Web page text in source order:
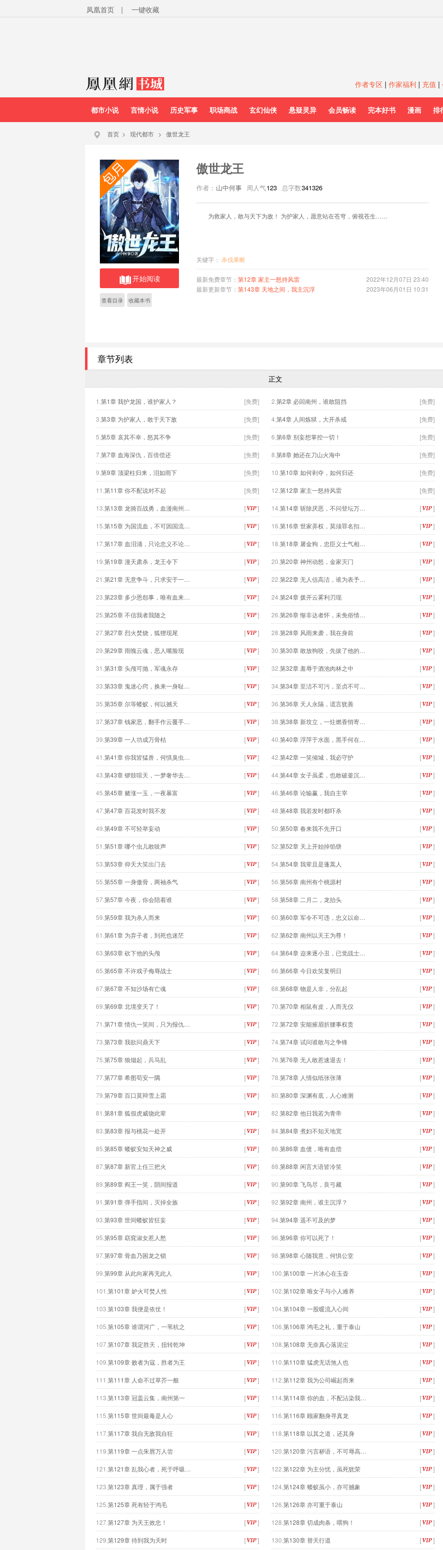
凤凰首页 | 一键收藏
作者专区 | 作家福利 | 充值 |
都市小说 言情小说 历史军事 职场商战 玄幻仙侠 悬疑灵异 会员畅读 完本好书 漫画 排
首页 > 现代都市 > 傲世龙王
开始阅读
查看目录 收藏本书
傲世龙王
作者： 山中何事 周人气123 总字数341326
为救家人，敢与天下为敌！ 为护家人，愿意站在苍穹，俯视苍生……
关键字： 杀伐果断
最新免费章节： 第12章 家主一怒持风雷
2022年12月07日 23:40
最新更新章节： 第143章 天地之间，我主沉浮 2023年06月01日 10:31
章节列表
正文
1. 第1章 我护龙国，谁护家人？ [免费] 2. 第2章 必回南州，谁敢阻挡 [免费]
3. 第3章 为护家人，敢于天下敌 [免费] 4. 第4章 人间炼狱，大开杀戒 [免费]
5. 第5章 哀其不幸，怒其不争 [免费] 6. 第6章 别妄想掌控一切！ [免费]
7.第7章 血海深仇，百倍偿还 [免费] 8. 第8章 她还在刀山火海中 [免费]
9. 第9章 顶梁柱归来，泪如雨下 [免费] 10. 第10章 如何剥夺，如何归还 [免费]
11. 第11章 你不配说对不起 [免费] 12. 第12章 家主一怒持风雷 [免费]
13. 第13章 龙骑百战勇，血漫南州… [ ] 14. 第14章 斩除厌恶，不问登坛万… [ ]
15. 第15章 为国流血，不可因国流… [ ] 16. 第16章 世家弄权，莫须罪名扣… [ ]
17.第17章 血泪涌，只论忠义不论… [ ] 18. 第18章 屠金狗，忠臣义士气相… [ ]
19. 第19章 漫天肃杀，龙王令下 [ ] 20. 第20章 神州动怒，金家灭门 [ ]
21. 第21章 无意争斗，只求安于一… [ ] 22. 第22章 无人信高洁，谁为表予… [ ]
23. 第23章 多少恩怨事，唯有血来… [ ] 24. 第24章 拨开云雾利刃现 [ ]
25. 第25章 不信我者我随之 [ ] 26. 第26章 惭非达者怀，未免俗情… [ ]
27.第27章 烈火焚烧，狐狸现尾 [ ] 28. 第28章 风雨来袭，我在身前 [ ]
29. 第29章 雨魄云魂，恶人嘴脸现 [ ] 30. 第30章 敢放狗咬，先拔了他的… [ ]
31. 第31章 头颅可抛，军魂永存 [ ] 32. 第32章 羞辱于酒池肉林之中 [ ]
33. 第33章 鬼迷心窍，换来一身耻… [ ] 34. 第34章 至洁不可污，至贞不可… [ ]
35. 第35章 尔等蝼蚁，何以撼天 [ ] 36. 第36章 天人永隔，谎言犹善 [ ]
37.第37章 钱家恶，翻手作云覆手… [ ] 38. 第38章 新坟立，一炷燃香悄寄… [ ]
39. 第39章 一人功成万骨枯 [ ] 40. 第40章 浮萍于水面，黑手何在… [ ]
41. 第41章 你我皆猛兽，何惧臭虫… [ ] 42. 第42章 一笑倾城，我必守护 [ ]
43. 第43章 锣鼓喧天，一梦奢华去… [ ] 44. 第44章 女子虽柔，也敢破釜沉… [ ]
45. 第45章 赌涨一玉，一夜暴富 [ ] 46. 第46章 论输赢，我自主宰 [ ]
47.第47章 百花发时我不发 [ ] 48. 第48章 我若发时都吓杀 [ ]
49. 第49章 不可轻举妄动 [ ] 50. 第50章 春来我不先开口 [ ]
51. 第51章 哪个虫儿敢吱声 [ ] 52. 第52章 天上开始掉馅饼 [ ]
53. 第53章 仰天大笑出门去 [ ] 54. 第54章 我辈且是蓬蒿人 [ ]
55. 第55章 一身傲骨，两袖杀气 [ ] 56. 第56章 南州有个桃源村 [ ]
57.第57章 今夜，你会陪着谁 [ ] 58. 第58章 二月二，龙抬头 [ ]
59. 第59章 我为杀人而来 [ ] 60. 第60章 军令不可违，忠义以命… [ ]
61. 第61章 为弃子者，到死也迷茫 [ ] 62. 第62章 南州以天王为尊！ [ ]
63. 第63章 砍下他的头颅 [ ] 64. 第64章 迩来逐小丑，已觉战士… [ ]
65. 第65章 不许戏子侮辱战士 [ ] 66. 第66章 今日欢笑复明日 [ ]
67.第67章 不知沙场有亡魂 [ ] 68. 第68章 物是人非，分乱起 [ ]
69. 第69章 北境变天了！ [ ] 70. 第70章 相鼠有皮，人而无仪 [ ]
71. 第71章 情仇一笑间，只为报仇… [ ] 72. 第72章 安能摧眉折腰事权贵 [ ]
73. 第73章 我欲问鼎天下 [ ] 74. 第74章 试问谁敢与之争锋 [ ]
75. 第75章 狼烟起，兵马乱 [ ] 76. 第76章 无人敢惹速退去！ [ ]
77.第77章 希图苟安一隅 [ ] 78. 第78章 人情似纸张张薄 [ ]
79. 第79章 百口莫辩雪上霜 [ ] 80. 第80章 深渊有底，人心难测 [ ]
81. 第81章 狐假虎威饶此辈 [ ] 82. 第82章 他日我若为青帝 [ ]
83. 第83章 报与桃花一处开 [ ] 84. 第84章 煮妇不知天地宽 [ ]
85. 第85章 蝼蚁安知天神之威 [ ] 86. 第86章 血债，唯有血偿 [ ]
87.第87章 新官上任三把火 [ ] 88. 第88章 闲言大语皆冷笑 [ ]
89. 第89章 阎王一笑，阴间报道 [ ] 90. 第90章 飞鸟尽，良弓藏 [ ]
91. 第91章 弹手指间，灭掉全族 [ ] 92. 第92章 南州，谁主沉浮？ [ ]
93. 第93章 世间蝼蚁皆狂妄 [ ] 94. 第94章 遥不可及的梦 [ ]
95. 第95章 窈窕淑女惹人愁 [ ] 96. 第96章 你可以死了！ [ ]
97.第97章 骨血乃困龙之锁 [ ] 98. 第98章 心随我意，何惧公堂 [ ]
99. 第99章 从此向家再无此人 [ ] 100. 第100章 一片冰心在玉壶 [ ]
101. 第101章 妒火可焚人性 [ ] 102. 第102章 唯女子与小人难养 [ ]
103. 第103章 我便是依仗！ [ ] 104. 第104章 一股暖流入心间 [ ]
105. 第105章 谁谓河广，一苇杭之 [ ] 106. 第106章 鸿毛之礼，重于泰山 [ ]
107.第107章 我定胜天，扭转乾坤 [ ] 108. 第108章 无奈真心落泥尘 [ ]
109. 第109章 败者为寇，胜者为王 [ ] 110. 第110章 猛虎无话煞人也 [ ]
111. 第111章 人命不过草芥一般 [ ] 112. 第112章 我为公司崛起而来 [ ]
113. 第113章 冠盖云集，南州第一 [ ] 114. 第114章 你的血，不配沾染我… [ ]
115. 第115章 世间最毒是人心 [ ] 116. 第116章 顾家翻身寻真龙 [ ]
117.第117章 我自无敌我自狂 [ ] 118. 第118章 以其之道，还其身 [ ]
119. 第119章 一点朱唇万人尝 [ ] 120. 第120章 污言秽语，不可辱高… [ ]
121. 第121章 乱我心者，死于呼吸… [ ] 122. 第122章 为主分忧，虽死犹荣 [ ]
123. 第123章 真理，属于强者 [ ] 124. 第124章 蝼蚁虽小，亦可撼象 [ ]
125. 第125章 死有轻于鸿毛 [ ] 126. 第126章 亦可重于泰山 [ ]
127.第127章 为天王效忠！ [ ] 128. 第128章 切成肉条，喂狗！ [ ]
129. 第129章 待到我为天时 [ ] 130. 第130章 替天行道 [ ]